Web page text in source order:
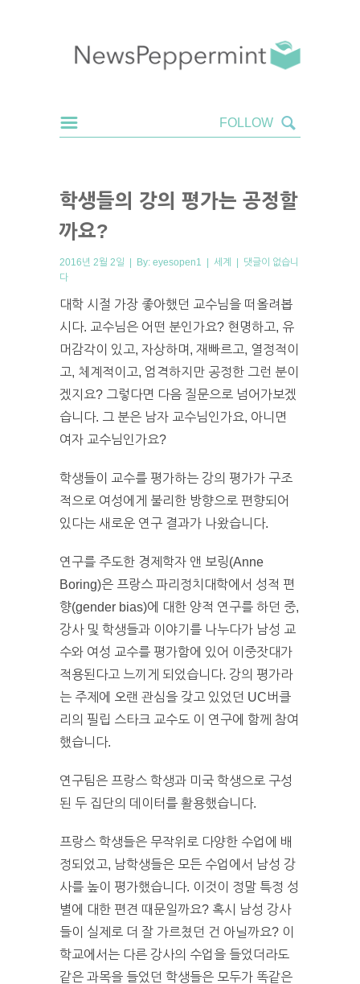
학생들의 강의 평가는 공정할
까요?
2016년 2월 2일 | By: eyesopen1 | 세계 | 댓글이 없습니
다
대학 시절 가장 좋아했던 교수님을 떠올려봅
시다. 교수님은 어떤 분인가요? 현명하고, 유
머감각이 있고, 자상하며, 재빠르고, 열정적이
고, 체계적이고, 엄격하지만 공정한 그런 분이
겠지요? 그렇다면 다음 질문으로 넘어가보겠
습니다. 그 분은 남자 교수님인가요, 아니면
여자 교수님인가요?
학생들이 교수를 평가하는 강의 평가가 구조
적으로 여성에게 불리한 방향으로 편향되어
있다는 새로운 연구 결과가 나왔습니다.
연구를 주도한 경제학자 앤 보링(Anne
Boring)은 프랑스 파리정치대학에서 성적 편
향(gender bias)에 대한 양적 연구를 하던 중,
강사 및 학생들과 이야기를 나누다가 남성 교
수와 여성 교수를 평가함에 있어 이중잣대가
적용된다고 느끼게 되었습니다. 강의 평가라
는 주제에 오랜 관심을 갖고 있었던 UC버클
리의 필립 스타크 교수도 이 연구에 함께 참여
했습니다.
연구팀은 프랑스 학생과 미국 학생으로 구성
된 두 집단의 데이터를 활용했습니다.
프랑스 학생들은 무작위로 다양한 수업에 배
정되었고, 남학생들은 모든 수업에서 남성 강
사를 높이 평가했습니다. 이것이 정말 특정 성
별에 대한 편견 때문일까요? 혹시 남성 강사
들이 실제로 더 잘 가르쳤던 건 아닐까요? 이
학교에서는 다른 강사의 수업을 들었더라도
같은 과목을 들었던 학생들은 모두가 똑같은